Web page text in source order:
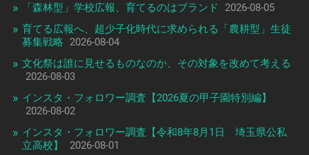
「森林型」学校広報、育てるのはブランド
2026-08-05
育てる広報へ、超少子化時代に求められる「農耕型」生徒
募集戦略
2026-08-04
文化祭は誰に見せるものなのか、その対象を改めて考える
2026-08-03
インスタ・フォロワー調査【2026夏の甲子園特別編】
2026-08-02
インスタ・フォロワー調査【令和8年8月1日 埼玉県公私
立高校】
2026-08-01